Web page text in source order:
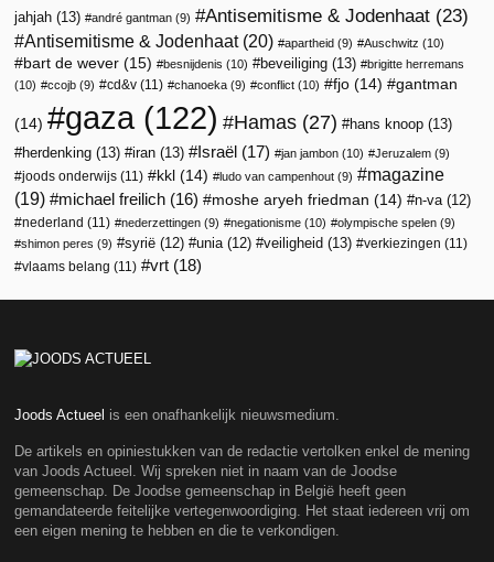
jahjah (13) andré gantman (9) Antisemitisme & Jodenhaat (23)
Antisemitisme & Jodenhaat(20) apartheid (9) Auschwitz (10)
bart de wever (15) besnijdenis (10) beveiliging (13)
brigitte herremans
(10)
ccojb (9) cd&v (11) chanoeka (9) conflict (10) fjo (14) gantman
(14) gaza (122) Hamas (27) hans knoop (13)
herdenking (13) iran (13) Israël (17) jan jambon (10) Jeruzalem (9)
joods onderwijs (11) kkl (14) ludo van campenhout (9)
magazine
(19)
michael freilich (16) moshe aryeh friedman (14) n-va (12)
nederland (11) nederzettingen (9) negationisme (10) olympische spelen (9)
shimon peres (9) syrië (12) unia (12) veiligheid (13) verkiezingen (11)
vlaams belang (11) vrt (18)
Joods Actueel is een onafhankelijk nieuwsmedium.
De artikels en opiniestukken van de redactie vertolken enkel de mening
van Joods Actueel. Wij spreken niet in naam van de Joodse
gemeenschap. De Joodse gemeenschap in België heeft geen
gemandateerde feitelijke vertegenwoordiging. Het staat iedereen vrij om
een eigen mening te hebben en die te verkondigen.